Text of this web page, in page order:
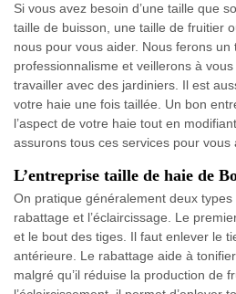
Si vous avez besoin d’une taille que
taille de buisson, une taille de fruitier
nous pour vous aider. Nous ferons un
professionnalisme et veillerons à
travailler avec des jardiniers. Il est
votre haie une fois taillée. Un bon
l’aspect de votre haie tout en
assurons tous ces services pour vous
L’entreprise taille de haie de
On pratique généralement deux
rabattage et l’éclaircissage. Le
et le bout des tiges. Il faut enlever le
antérieure. Le rabattage aide à
malgré qu’il réduise la production de